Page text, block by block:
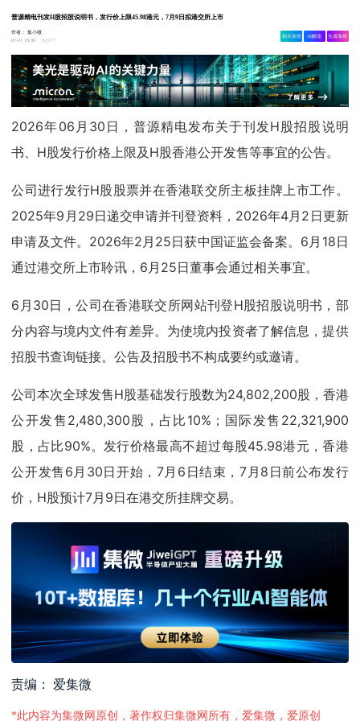
普源精电刊发H股招股说明书，发行价上限45.98港元，7月9日拟港交所上市
作者：集小微
07-01 19:30
5077
相关舆情 AI解读 生成海报
2026年06月30日，普源精电发布关于刊发H股招股说明
书、H股发行价格上限及H股香港公开发售等事宜的公告。
公司进行发行H股股票并在香港联交所主板挂牌上市工作。
2025年9月29日递交申请并刊登资料，2026年4月2日更新
申请及文件。2026年2月25日获中国证监会备案。6月18日
通过港交所上市聆讯，6月25日董事会通过相关事宜。
6月30日，公司在香港联交所网站刊登H股招股说明书，部
分内容与境内文件有差异。为使境内投资者了解信息，提供
招股书查询链接。公告及招股书不构成要约或邀请。
公司本次全球发售H股基础发行股数为24,802,200股，香港
公开发售2,480,300股，占比10%；国际发售22,321,900
股，占比90%。发行价格最高不超过每股45.98港元，香港
公开发售6月30日开始，7月6日结束，7月8日前公布发行
价，H股预计7月9日在港交所挂牌交易。
责编： 爱集微
*此内容为集微网原创，著作权归集微网所有，爱集微，爱原创